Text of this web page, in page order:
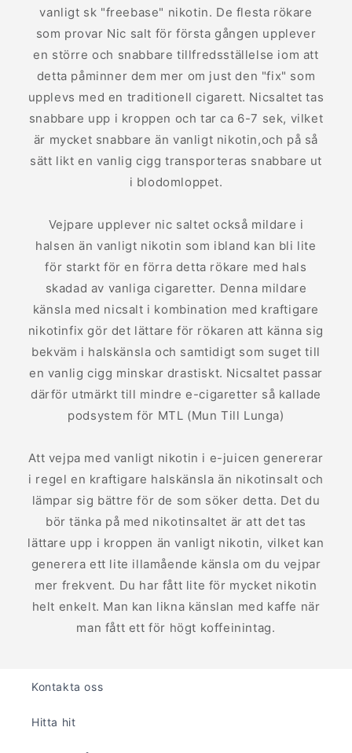
vanligt sk "freebase" nikotin. De flesta rökare
som provar Nic salt för första gången upplever
en större och snabbare tillfredsställelse iom att
detta påminner dem mer om just den "fix" som
upplevs med en traditionell cigarett. Nicsaltet tas
snabbare upp i kroppen och tar ca 6-7 sek, vilket
är mycket snabbare än vanligt nikotin,och på så
sätt likt en vanlig cigg transporteras snabbare ut
i blodomloppet.
Vejpare upplever nic saltet också mildare i
halsen än vanligt nikotin som ibland kan bli lite
för starkt för en förra detta rökare med hals
skadad av vanliga cigaretter. Denna mildare
känsla med nicsalt i kombination med kraftigare
nikotinfix gör det lättare för rökaren att känna sig
bekväm i halskänsla och samtidigt som suget till
en vanlig cigg minskar drastiskt. Nicsaltet passar
därför utmärkt till mindre e-cigaretter så kallade
podsystem för MTL (Mun Till Lunga)
Att vejpa med vanligt nikotin i e-juicen genererar
i regel en kraftigare halskänsla än nikotinsalt och
lämpar sig bättre för de som söker detta. Det du
bör tänka på med nikotinsaltet är att det tas
lättare upp i kroppen än vanligt nikotin, vilket kan
generera ett lite illamående känsla om du vejpar
mer frekvent. Du har fått lite för mycket nikotin
helt enkelt. Man kan likna känslan med kaffe när
man fått ett för högt koffeinintag.
Kontakta oss
Hitta hit